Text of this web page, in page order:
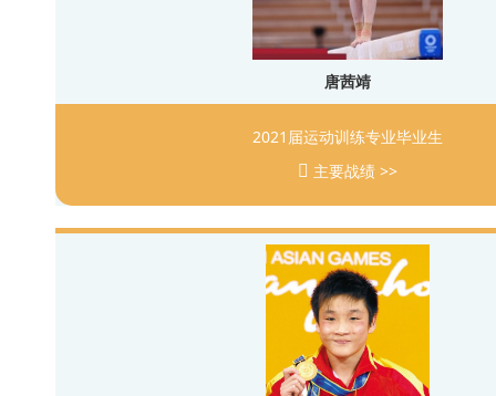
唐茜靖
2021届运动训练专业毕业生
主要战绩 >>